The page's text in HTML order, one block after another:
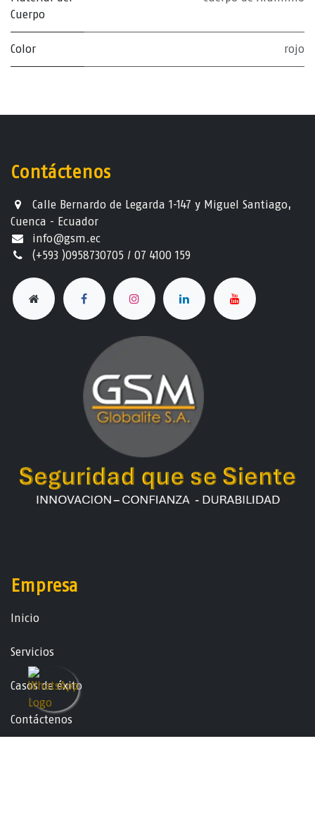
Cuerpo
Color rojo
Contáctenos
Calle Bernardo de Legarda 1-147 y Miguel Santiago,
Cuenca - Ecuador
info@gsm.ec​
(+593 )0958730705 / 07 4100 159
Empresa
Ini​ci​o
Servicios
Casos de éxito
Contáctenos